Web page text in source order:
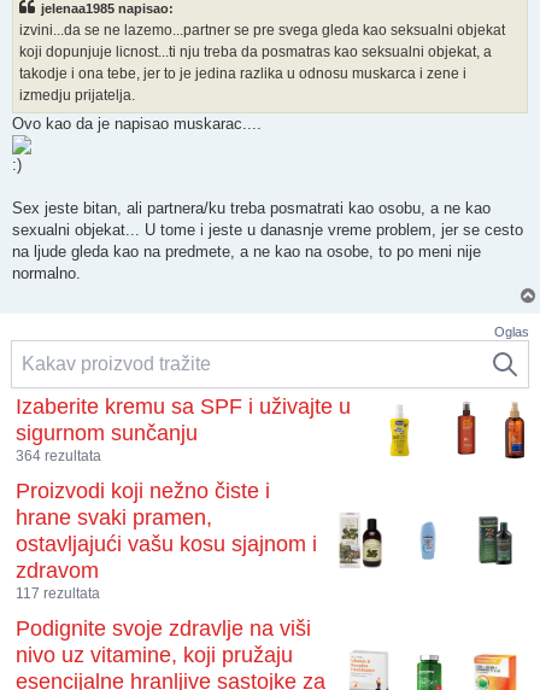
jelenaa1985 napisao:
izvini...da se ne lazemo...partner se pre svega gleda kao seksualni objekat
koji dopunjuje licnost...ti nju treba da posmatras kao seksualni objekat, a
takodje i ona tebe, jer to je jedina razlika u odnosu muskarca i zene i
izmedju prijatelja.
Ovo kao da je napisao muskarac....
Sex jeste bitan, ali partnera/ku treba posmatrati kao osobu, a ne kao
sexualni objekat... U tome i jeste u danasnje vreme problem, jer se cesto
na ljude gleda kao na predmete, a ne kao na osobe, to po meni nije
normalno.
Oglas
Izaberite kremu sa SPF i uživajte u
sigurnom sunčanju
364 rezultata
Proizvodi koji nežno čiste i
hrane svaki pramen,
ostavljajući vašu kosu sjajnom i
zdravom
117 rezultata
Podignite svoje zdravlje na viši
nivo uz vitamine, koji pružaju
esencijalne hranljive sastojke za